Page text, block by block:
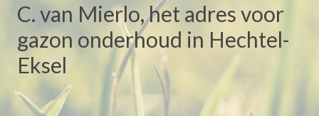
C. van Mierlo, het adres voor
gazon onderhoud in Hechtel-
Eksel